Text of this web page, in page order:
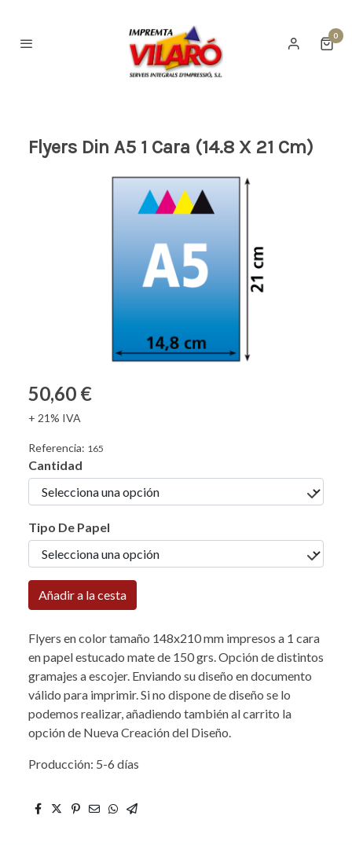
0
Flyers Din A5 1 Cara (14.8 X 21 Cm)
50,60 €
+ 21% IVA
Referencia: 165
Cantidad
Tipo De Papel
Añadir a la cesta
Flyers en color tamaño 148x210 mm impresos a 1 cara
en papel estucado mate de 150 grs. Opción de distintos
gramajes a escojer. Enviando su diseño en documento
válido para imprimir. Si no dispone de diseño se lo
podemos realizar, añadiendo también al carrito la
opción de Nueva Creación del Diseño.
Producción: 5-6 días